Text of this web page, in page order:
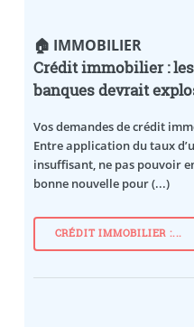
🏠 IMMOBILIER
Crédit immobilier :
banques devrait
Vos demandes de crédit
Entre application du taux
insuffisant, ne pas pouvoir
bonne nouvelle pour (...)
CRÉDIT IMMOBILIER :...